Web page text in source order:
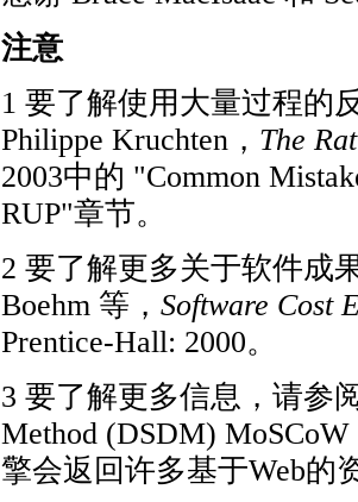
注意
1 要了解使用大量过程的
Philippe Kruchten， The
2003中的 "Common
RUP"章节。
2 要了解更多关于软件成
Boehm 等， Software Cost
Prentice-Hall: 2000。
3 要了解更多信息，请参
Method (DSDM)
擎会返回许多基于Web的